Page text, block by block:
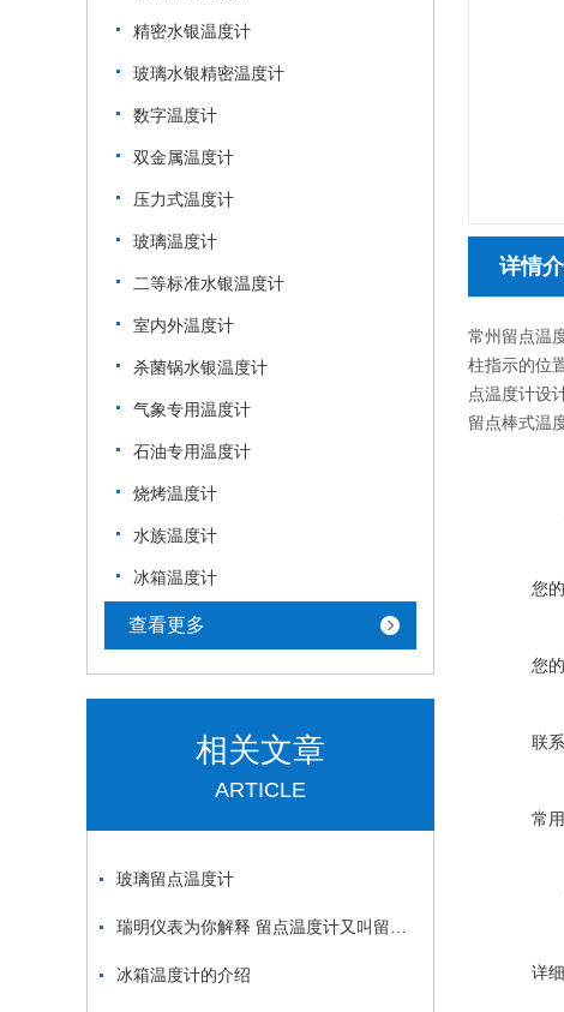
精密水银温度计
玻璃水银精密温度计
数字温度计
双金属温度计
压力式温度计
玻璃温度计
二等标准水银温度计
室内外温度计
杀菌锅水银温度计
气象专用温度计
石油专用温度计
烧烤温度计
水族温度计
冰箱温度计
查看更多
相关文章
ARTICLE
玻璃留点温度计
冰箱温度计的介绍
详情
常州留点温
柱指示的位
点温度计设
留点棒式温
您
您
联
常
详